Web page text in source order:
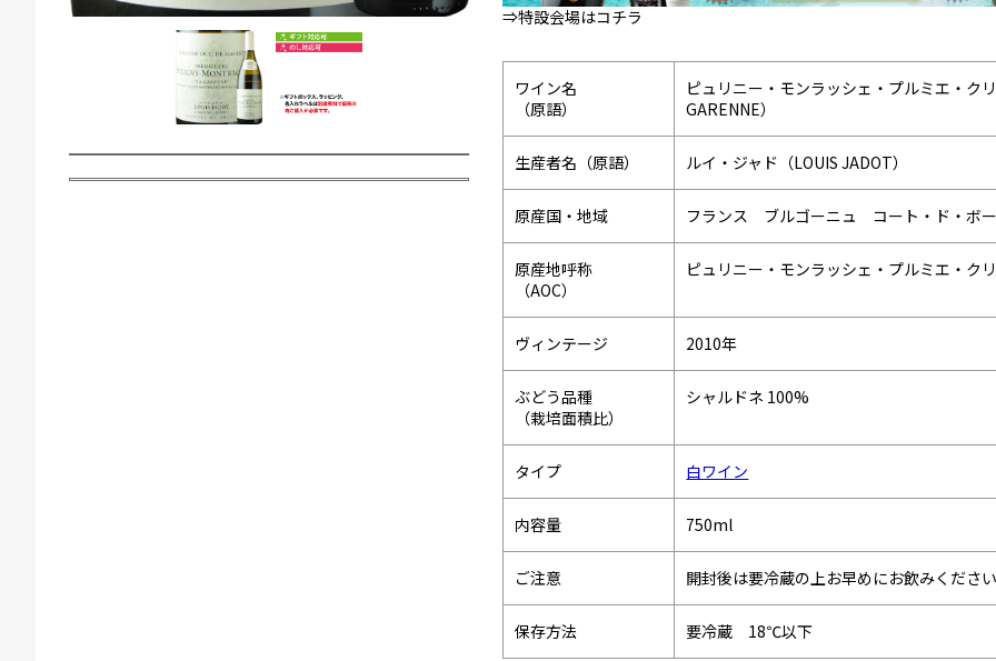
⇒特設会場はコチラ
ワイン名
（原語）
ピュリニー・モンラッシェ・プルミエ・ク
GARENNE）
生産者名（原語） ルイ・ジャド（LOUIS JADOT）
原産国・地域 フランス ブルゴーニュ コート・ド・ボ
原産地呼称
（AOC）
ピュリニー・モンラッシェ・プルミエ・ク
ヴィンテージ 2010年
ぶどう品種
（栽培面積比）
シャルドネ 100%
タイプ 白ワイン
内容量 750ml
ご注意 開封後は要冷蔵の上お早めにお飲みください
保存方法 要冷蔵 18℃以下